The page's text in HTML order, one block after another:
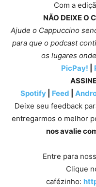
Com a
NÃO DEIXE O
Ajude o Cappuccino
para que o podcast
os lugares
PicPay!
Spotify| Feed
Deixe seu feedback
entregarmos o melhor
nos avalie
Entre para
Clique
cafézinho: